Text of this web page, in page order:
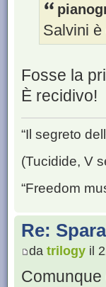
Salvini è
Fosse la
È recidivo!
“Il segreto
(Tucidide, V
“Freedom
Re:
da trilogy il